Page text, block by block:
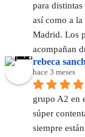
para
así como a
Madrid. Los
acompañan
rebeca
hace 3 meses
grupo A2 en
súper
siempre